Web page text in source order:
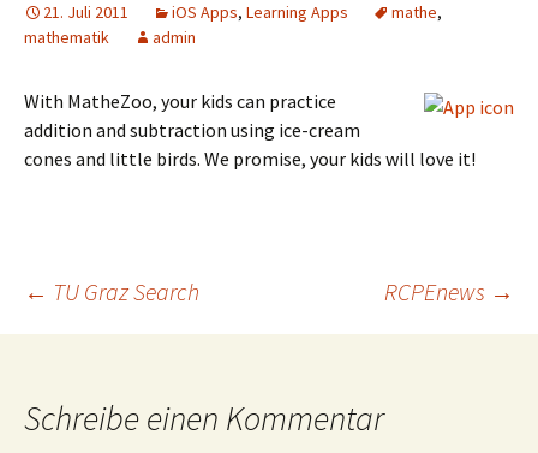
21. Juli 2011 iOS Apps, Learning Apps mathe,
mathematik
admin
With MatheZoo, your kids can practice
addition and subtraction using ice-cream
cones and little birds. We promise, your kids will love it!
Beitragsnavigation
← TU Graz Search RCPEnews →
Schreibe einen Kommentar